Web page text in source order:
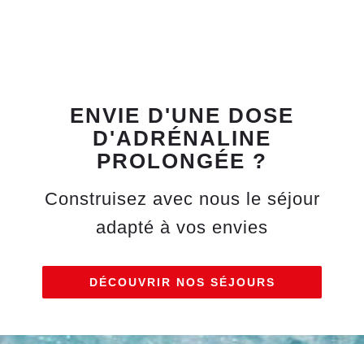
ENVIE D'UNE DOSE
D'ADRÉNALINE
PROLONGÉE ?
Construisez avec nous le séjour
adapté à vos envies
DÉCOUVRIR NOS SÉJOURS